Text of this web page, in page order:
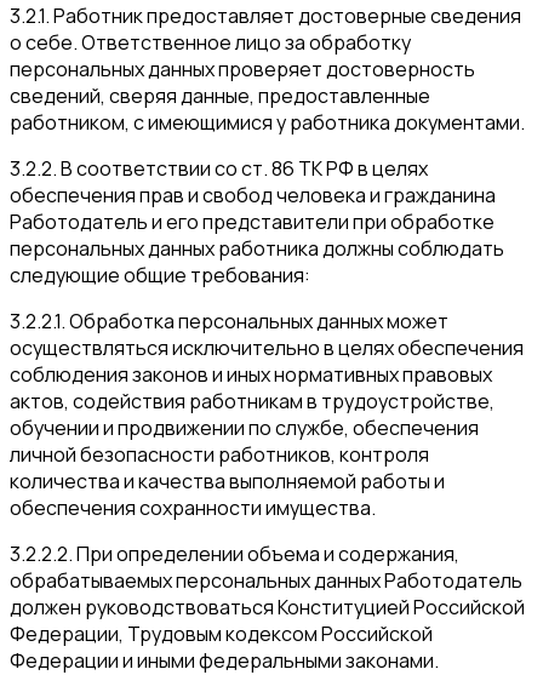
3.2.1. Работник предоставляет достоверные сведения
о себе. Ответственное лицо за обработку
персональных данных проверяет достоверность
сведений, сверяя данные, предоставленные
работником, с имеющимися у работника документами.
3.2.2. В соответствии со ст. 86 ТК РФ в целях
обеспечения прав и свобод человека и гражданина
Работодатель и его представители при обработке
персональных данных работника должны соблюдать
следующие общие требования:
3.2.2.1. Обработка персональных данных может
осуществляться исключительно в целях обеспечения
соблюдения законов и иных нормативных правовых
актов, содействия работникам в трудоустройстве,
обучении и продвижении по службе, обеспечения
личной безопасности работников, контроля
количества и качества выполняемой работы и
обеспечения сохранности имущества.
3.2.2.2. При определении объема и содержания,
обрабатываемых персональных данных Работодатель
должен руководствоваться Конституцией Российской
Федерации, Трудовым кодексом Российской
Федерации и иными федеральными законами.